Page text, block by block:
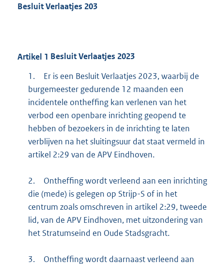
Besluit Verlaatjes 203
Artikel 1 Besluit Verlaatjes 2023
1.
Er is een Besluit Verlaatjes 2023, waarbij de
burgemeester gedurende 12 maanden een
incidentele ontheffing kan verlenen van het
verbod een openbare inrichting geopend te
hebben of bezoekers in de inrichting te laten
verblijven na het sluitingsuur dat staat vermeld in
artikel 2:29 van de APV Eindhoven.
2.
Ontheffing wordt verleend aan een inrichting
die (mede) is gelegen op Strijp-S of in het
centrum zoals omschreven in artikel 2:29, tweede
lid, van de APV Eindhoven, met uitzondering van
het Stratumseind en Oude Stadsgracht.
3.
Ontheffing wordt daarnaast verleend aan